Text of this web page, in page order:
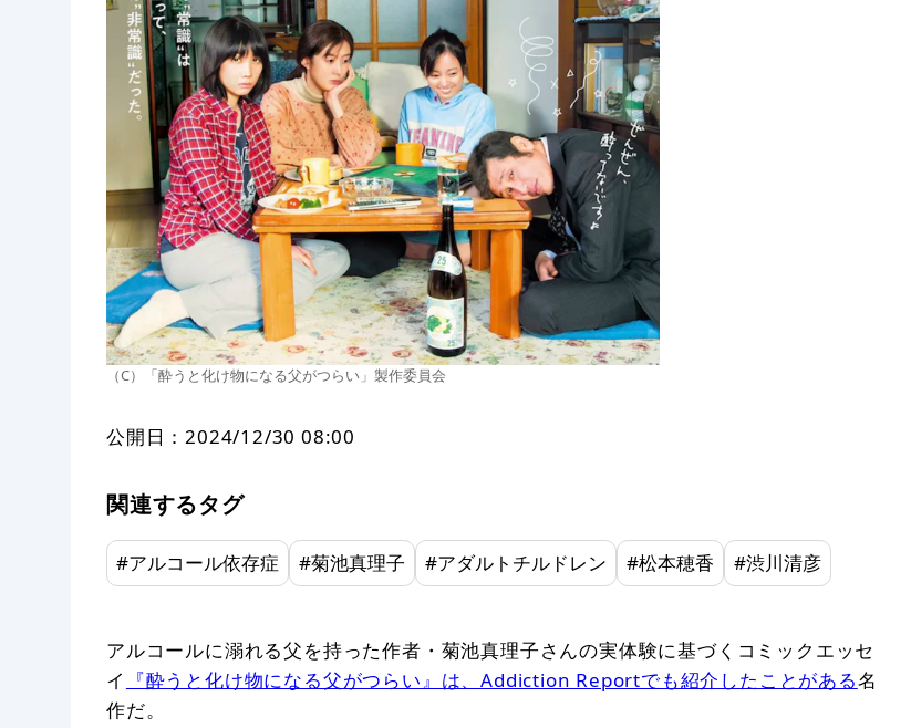
（C）「酔うと化け物になる父がつらい」製作委員会
公開日：2024/12/30 08:00
関連するタグ
#アルコール依存症 #菊池真理子 #アダルトチルドレン #松本穂香 #渋川清彦
アルコールに溺れる父を持った作者・菊池真理子さんの実体験に基づくコミックエッセ
イ
『酔うと化け物になる父がつらい』は、Addiction Reportでも紹介したことがある名
作だ。